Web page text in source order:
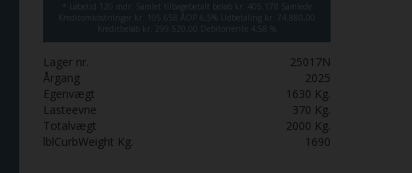
* Løbetid 120 mdr. Samlet tilbagebetalt beløb kr. 405.178
Samlede
Kreditomkostninger kr. 105.658
ÅOP 6,5%
Udbetaling kr. 74.880,00
Kreditbeløb kr. 299.520,00
Debitorrente 4,58 %
Lager nr.
25017N
Årgang
2025
Egenvægt
1630 Kg.
Lasteevne
370 Kg.
Totalvægt
2000 Kg.
lblCurbWeight Kg. 1690